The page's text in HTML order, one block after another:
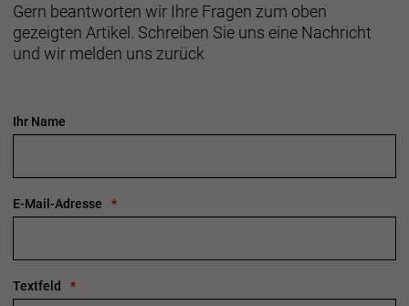
Gern beantworten wir Ihre Fragen zum oben
gezeigten Artikel. Schreiben Sie uns eine Nachricht
und wir melden uns zurück
Ihr Name
E-Mail-Adresse
Textfeld